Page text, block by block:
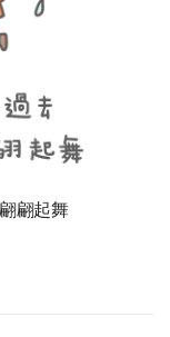
翩起舞